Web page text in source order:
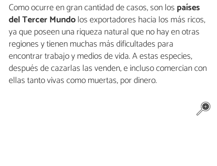
Como ocurre en gran cantidad de casos, son los países
del Tercer Mundolos exportadores hacia los más ricos,
ya que poseen una riqueza natural que no hay en otras
regiones y tienen muchas más dificultades para
encontrar trabajo y medios de vida. A estas especies,
después de cazarlas las venden, e incluso comercian con
ellas tanto vivas como muertas, por dinero.